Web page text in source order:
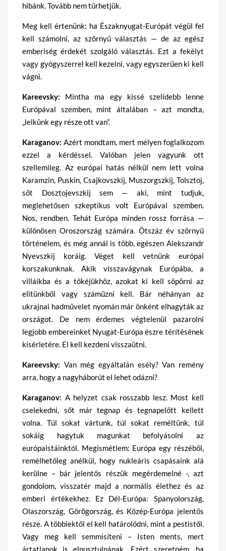
hibánk. Tovább nem tűrhetjük.
Meg kell értenünk: ha Északnyugat-Európát végül fel
kell számolni, az szörnyű választás — de az egész
emberiség érdekét szolgáló választás. Ezt a fekélyt
vagy gyógyszerrel kell kezelni, vagy egyszerűen ki kell
vágni.
Kareevsky: Mintha ma egy kissé szelídebb lenne
Európával szemben, mint általában – azt mondta,
„lelkünk egy része ott van”.
Karaganov:Azért mondtam, mert mélyen foglalkozom
ezzel a kérdéssel. Valóban jelen vagyunk ott
szellemileg. Az európai hatás nélkül nem lett volna
Karamzin, Puskin, Csajkovszkij, Muszorgszkij, Tolsztoj,
sőt Dosztojevszkij sem — aki, mint tudjuk,
meglehetősen szkeptikus volt Európával szemben.
Nos, rendben. Tehát Európa minden rossz forrása —
különösen Oroszország számára. Ötszáz év szörnyű
történelem, és még annál is több, egészen Alekszandr
Nyevszkij koráig. Véget kell vetnünk európai
korszakunknak. Akik visszavágynak Európába, a
villáikba és a tőkéjükhöz, azokat ki kell söpörni az
elitünkből vagy száműzni kell. Bár néhányan az
ukrajnai hadművelet nyomán már önként elhagyták az
országot. De nem érdemes végtelenül pazarolni
legjobb embereinket Nyugat-Európa észre térítésének
kísérletére. El kell kezdeni visszaütni.
Kareevsky: Van még egyáltalán esély? Van remény
arra, hogy a nagyháborút el lehet odázni?
Karaganov: A helyzet csak rosszabb lesz. Most kell
cselekedni, sőt már tegnap és tegnapelőtt kellett
volna. Túl sokat vártunk, túl sokat reméltünk, túl
sokáig hagytuk magunkat befolyásolni az
európaistáinktól. Megismétlem: Európa egy részéből,
remélhetőleg anélkül, hogy nukleáris csapásaink alá
kerülne – bár jelentős részük megérdemelné -, azt
gondolom, visszatér majd a normális élethez és az
emberi értékekhez. Ez Dél-Európa: Spanyolország,
Olaszország, Görögország, és Közép-Európa jelentős
része. A többiektől el kell határolódni, mint a pestistől.
Vagy meg kell semmisíteni – Isten ments, mert